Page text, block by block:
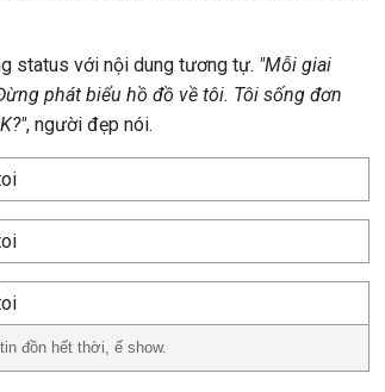
status với nội dung tương tự. "Mỗi giai
phát biểu hồ đồ về tôi. Tôi sống đơn
, người đẹp nói.
đồn hết thời, ế show.